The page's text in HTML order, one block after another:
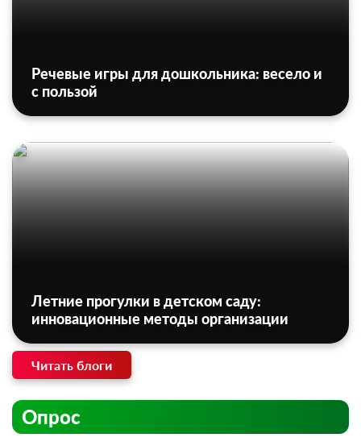
Речевые игры для дошкольника: весело и
с пользой
Летние прогулки в детском саду:
инновационные методы организации
Читать блоги
Опрос